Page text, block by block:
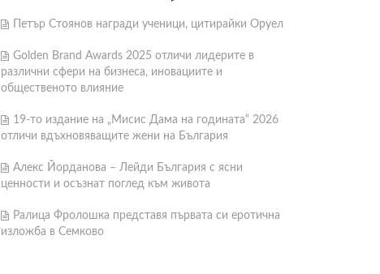
Петър Стоянов награди ученици, цитирайки Оруел
Golden Brand Awards 2025 отличи лидерите в
различни сфери на бизнеса, иновациите и
общественото влияние
19-то издание на „Мисис Дама на годината“ 2026
отличи вдъхновяващите жени на България
Алекс Йорданова – Лейди България с ясни
ценности и осъзнат поглед към живота
Ралица Фролошка представя първата си еротична
изложба в Семково